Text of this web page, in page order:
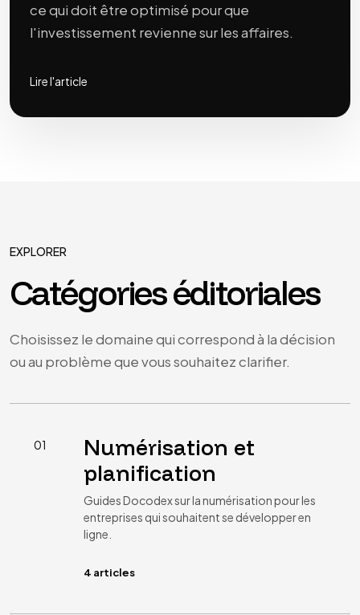
ce qui doit être optimisé pour que
l'investissement revienne sur les affaires.
Lire l'article
EXPLORER
Catégories éditoriales
Choisissez le domaine qui correspond à la décision
ou au problème que vous souhaitez clarifier.
01
Numérisation et
planification
Guides Docodex sur la numérisation pour les
entreprises qui souhaitent se développer en
ligne.
4 articles